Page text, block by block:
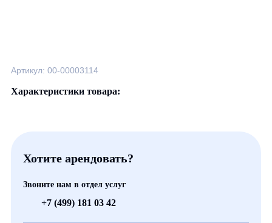
Артикул: 00-00003114
Характеристики товара:
Хотите арендовать?
Звоните нам в отдел услуг
+7 (499) 181 03 42